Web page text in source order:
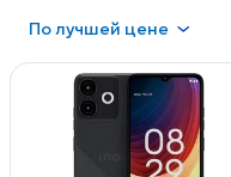
Получшей цене